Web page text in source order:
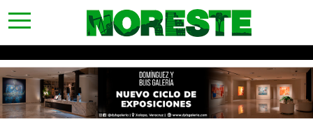
toggle
navigation